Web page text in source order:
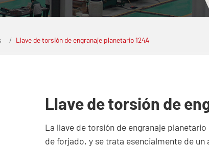
Llave de torsión de engranaje planetario 124A
Llave de torsión de
La llave de torsión de engranaje
de forjado, y se trata esencialmente de